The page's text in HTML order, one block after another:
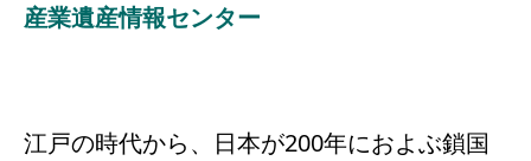
産業遺産情報センター
江戸の時代から、日本が200年におよぶ鎖国